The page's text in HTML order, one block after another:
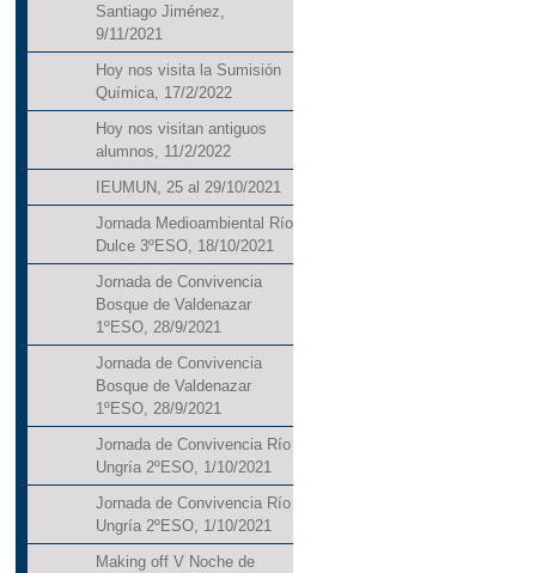
Santiago Jiménez,
9/11/2021
Hoy nos visita la Sumisión
Química, 17/2/2022
Hoy nos visitan antiguos
alumnos, 11/2/2022
IEUMUN, 25 al 29/10/2021
Jornada Medioambiental Río
Dulce 3ºESO, 18/10/2021
Jornada de Convivencia
Bosque de Valdenazar
1ºESO, 28/9/2021
Jornada de Convivencia
Bosque de Valdenazar
1ºESO, 28/9/2021
Jornada de Convivencia Río
Ungría 2ºESO, 1/10/2021
Jornada de Convivencia Río
Ungría 2ºESO, 1/10/2021
Making off V Noche de